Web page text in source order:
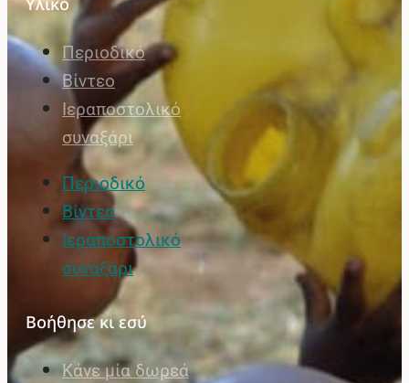
Περιοδικό
Βίντεο
Ιεραποστολικό
συναξάρι
Περιοδικό
Βίντεο
Ιεραποστολικό
συναξάρι
Βοήθησε κι εσύ
Κάνε μία δωρεά